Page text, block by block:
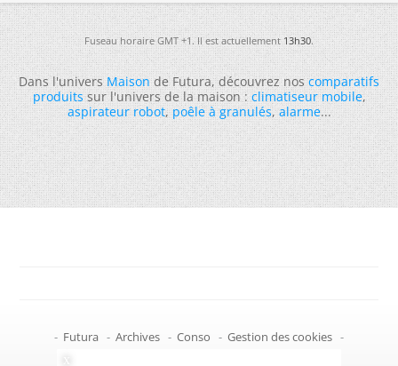
Fuseau horaire GMT +1. Il est actuellement13h30.
Dans l'universMaisonde Futura, découvrez noscomparatifs
produitssur l'univers de la maison :climatiseur mobile,
aspirateur robot,poêle à granulés,alarme...
- Futura - Archives - Conso - Gestion des cookies -